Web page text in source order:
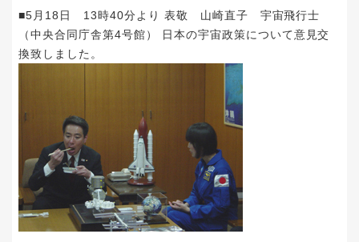
■5月18日 13時40分より 表敬 山崎直子 宇宙飛行士
（中央合同庁舎第4号館） 日本の宇宙政策について意見交
換致しました。